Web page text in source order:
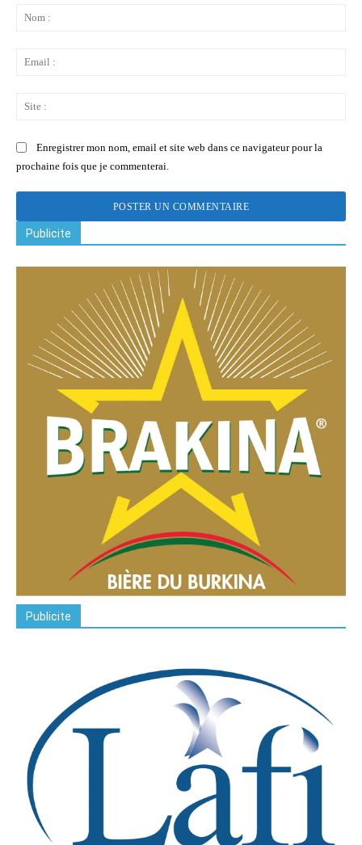
Enregistrer mon nom, email et site web dans ce navigateur pour la
prochaine fois que je commenterai.
Publicite
Publicite